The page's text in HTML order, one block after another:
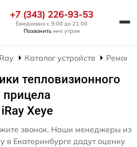
+7 (343) 226-93-53
Ежедневно с 9:00 до 21:00
Позвонить мне утром
Каталог устройств Ремонт
тепловизионного
прицела
iRay Xeye
звонок. Наши менеджеры из
в Екатеринбурге дадут оценку